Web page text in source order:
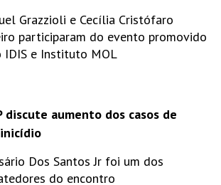
Grazzioli e Cecília Cristófaro
participaram do evento promovido
IDIS e Instituto MOL
discute aumento dos casos de
Dos Santos Jr foi um dos
do encontro